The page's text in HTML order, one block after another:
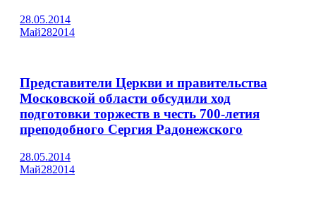
28.05.2014
Май282014
Представители Церкви и правительства
Московской области обсудили ход
подготовки торжеств в честь 700-летия
преподобного Сергия Радонежского
28.05.2014
Май282014